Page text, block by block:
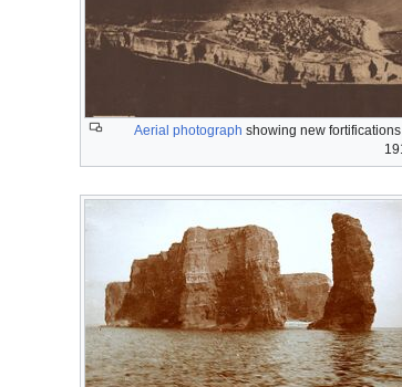
Aerial photograph showing new